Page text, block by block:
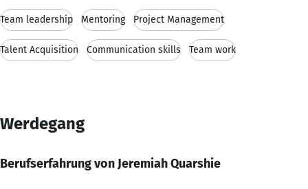
Team leadership Mentoring Project Management
Talent Acquisition Communication skills Team work
Werdegang
Berufserfahrung von Jeremiah Quarshie